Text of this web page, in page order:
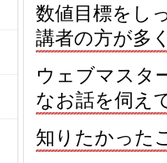
数値目標をし
講者の方が多
ウェブマスタ
なお話を伺え
知りたかった